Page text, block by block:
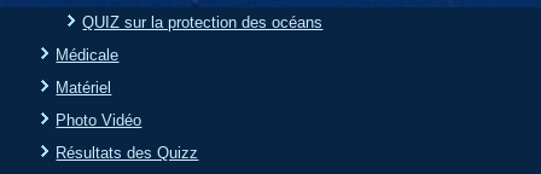
QUIZ sur la protection des océans
Médicale
Matériel
Photo Vidéo
Résultats des Quizz